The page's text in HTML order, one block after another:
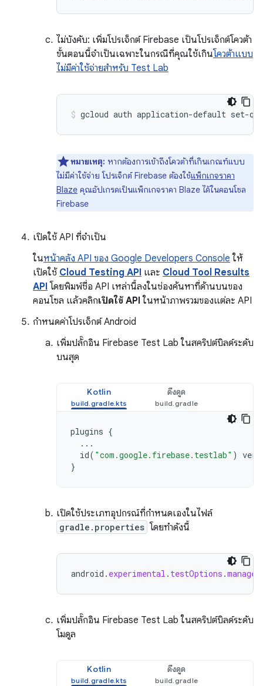
ไม่บังคับ: เพิ่มโปรเจ็กต์ Firebase เป็นโปรเจ็กต์โควต้า
ขั้นตอนนี้จำเป็นเฉพาะในกรณีที่คุณใช้เกินโควต้าแบบ
ไม่มีค่าใช้จ่ายสำหรับ Test Lab
gcloud auth application-default set-
หมายเหตุ: หากต้องการเข้าถึงโควต้าที่เกินเกณฑ์แบบ
ไม่มีค่าใช้จ่าย โปรเจ็กต์ Firebase ต้องใช้แพ็กเกจราคา
Blaze คุณอัปเกรดเป็นแพ็กเกจราคา Blaze ได้ในคอนโซล
Firebase
เปิดใช้ API ที่จำเป็น
ในหน้าคลัง API ของ Google Developers Console ให้
เปิดใช้ Cloud Testing API และ Cloud Tool Results
API โดยพิมพ์ชื่อ API เหล่านี้ลงในช่องค้นหาที่ด้านบนของ
คอนโซล แล้วคลิกเปิดใช้ API ในหน้าภาพรวมของแต่ละ API
กำหนดค่าโปรเจ็กต์ Android
เพิ่มปลั๊กอิน Firebase Test Lab ในสคริปต์บิลด์ระดับ
บนสุด
Kotlin ดึงดูด
plugins {
...
id( "com.google.firebase.testlab" )
}
เปิดใช้ประเภทอุปกรณ์ที่กำหนดเองในไฟล์
gradle.properties โดยทำดังนี้
android . experimental . testOptions .
เพิ่มปลั๊กอิน Firebase Test Lab ในสคริปต์บิลด์ระดับ
โมดูล
Kotlin ดึงดูด